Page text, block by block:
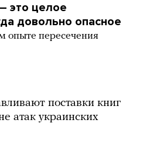
это целое
довольно опасное
опыте пересечения
поставки книг
атак украинских